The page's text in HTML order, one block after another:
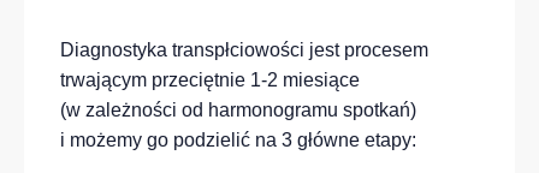
Diagnostyka transpłciowości jest procesem
trwającym przeciętnie 1-2 miesiące
(w zależności od harmonogramu spotkań)
i możemy go podzielić na 3 główne etapy: